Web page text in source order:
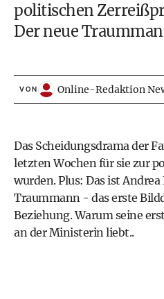
politischen
Der neue
VON Online-Redaktion
Das Scheidungsdrama der
letzten Wochen für sie zur
wurden. Plus: Das ist
Traummann - das erste
Beziehung. Warum seine
an der Ministerin liebt..